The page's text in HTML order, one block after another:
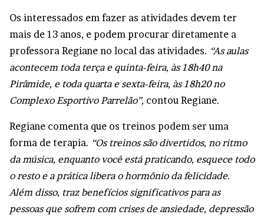
Os interessados em fazer as atividades devem ter
mais de 13 anos, e podem procurar diretamente a
professora Regiane no local das atividades. “As aulas
acontecem toda terça e quinta-feira, às 18h40 na
Pirâmide, e toda quarta e sexta-feira, às 18h20 no
Complexo Esportivo Parrelão”, contou Regiane.
Regiane comenta que os treinos podem ser uma
forma de terapia. “Os treinos são divertidos, no ritmo
da música, enquanto você está praticando, esquece todo
o resto e a prática libera o hormônio da felicidade.
Além disso, traz benefícios significativos para as
pessoas que sofrem com crises de ansiedade, depressão